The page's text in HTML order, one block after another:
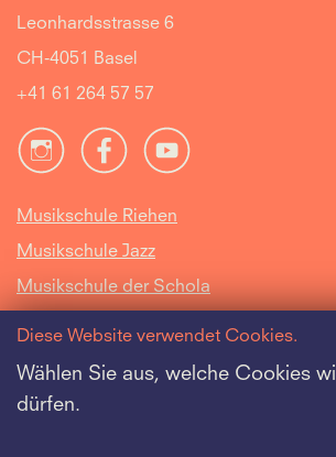
Leonhardsstrasse 6
CH-4051 Basel
+41 61 264 57 57
Musikschule Riehen
Musikschule Jazz
Musikschule der Schola
Intranet
Offene Stellen
Diese Website verwendet Cookies.
Wählen Sie aus, welche Cookies
dürfen.